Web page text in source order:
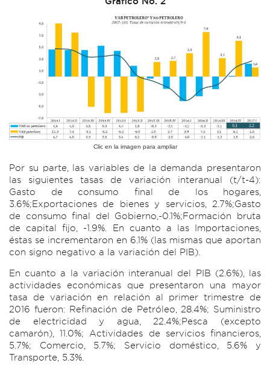
Clic en la imagen para ampliar
Por su parte, las variables de la demanda presentaron
las siguientes tasas de variación interanual (t/t-4):
Gasto de consumo final de los hogares,
3.6%;Exportaciones de bienes y servicios, 2.7%;Gasto
de consumo final del Gobierno,-0.1%;Formación bruta
de capital fijo, -1.9%. En cuanto a las Importaciones,
éstas se incrementaron en 6.1% (las mismas que aportan
con signo negativo a la variación del PIB).
En cuanto a la variación interanual del PIB (2.6%), las
actividades económicas que presentaron una mayor
tasa de variación en relación al primer trimestre de
2016 fueron: Refinación de Petróleo, 28.4%; Suministro
de electricidad y agua, 22.4%;Pesca (excepto
camarón), 11.0%; Actividades de servicios financieros,
5.7%; Comercio, 5.7%; Servicio doméstico, 5.6% y
Transporte, 5.3%.